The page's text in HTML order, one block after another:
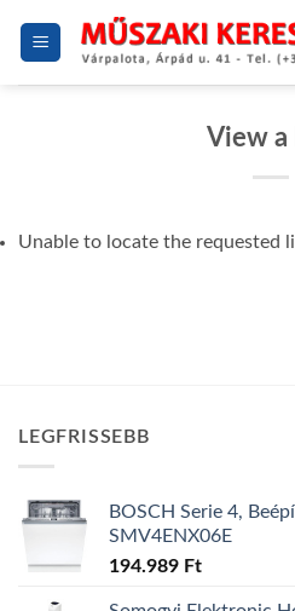
View a
Unable to locate the requested
LEGFRISSEBB
BOSCH Serie 4,
SMV4ENX06E
194.989 Ft